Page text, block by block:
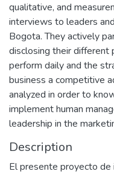
qualitative, and
interviews to leaders
Bogota. They actively
disclosing their
perform daily and the
business a competitive
analyzed in order to
implement human
leadership in the
Description
El presente proyecto de